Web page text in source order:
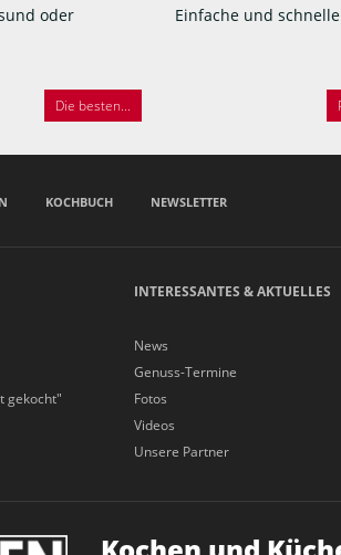
oder
Die besten...
Einfache und schnelle
KOCHBUCH NEWSLETTER
gekocht"
INTERESSANTES & AKTUELLES
News
Genuss-Termine
Fotos
Videos
Unsere Partner